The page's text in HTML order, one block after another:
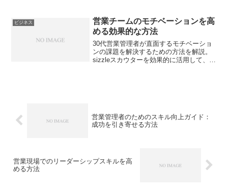
ビジネス
営業チームのモチベーションを高
める効果的な方法
30代営業管理者が直面するモチベーショ
ンの課題を解決するための方法を解説。
sizzleスカウターを効果的に活用して、営
営業管理者のためのスキル向上ガイド：
成功を引き寄せる方法
営業現場でのリーダーシップスキルを高
める方法